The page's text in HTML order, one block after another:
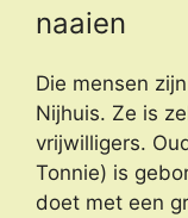
naaien
Die mensen
Nijhuis. Ze is
vrijwilligers.
Tonnie) is
doet met een